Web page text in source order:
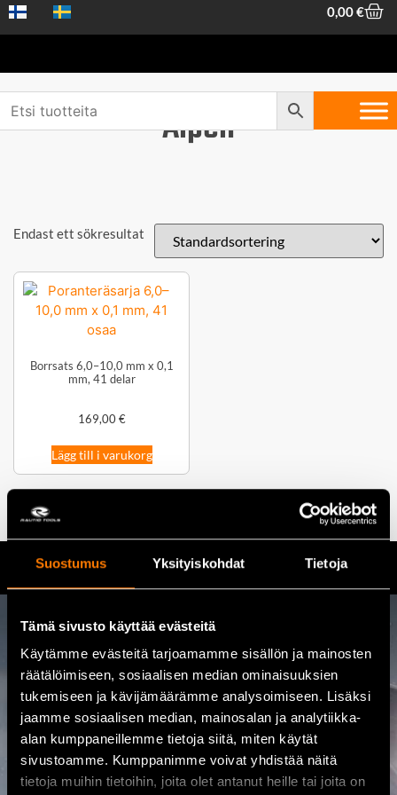
Suostumus Yksityiskohdat Tietoja
Tämä sivusto käyttää evästeitä
Käytämme evästeitä tarjoamamme sisällön ja mainosten
räätälöimiseen, sosiaalisen median ominaisuuksien
tukemiseen ja kävijämäärämme analysoimiseen. Lisäksi
jaamme sosiaalisen median, mainosalan ja analytiikka-
alan kumppaneillemme tietoja siitä, miten käytät
sivustoamme. Kumppanimme voivat yhdistää näitä
tietoja muihin tietoihin, joita olet antanut heille tai joita on
0,00€
Alpen
Endast ett sökresultat
Borrsats 6,0–10,0 mm x 0,1
mm, 41 delar
169,00€
Lägg till i varukorg
Kontakta oss
08 460 085
Adress
Kalajoentie 21, 85100 Kalajoki